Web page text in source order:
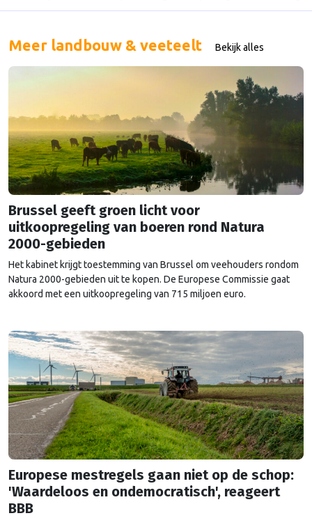
Want met die splitsing zou de EU de mening van nationale
Meer landbouw & veeteelt Bekijk alles
Brussel geeft groen licht voor
uitkoopregeling van boeren rond Natura
2000-gebieden
Het kabinet krijgt toestemming van Brussel om veehouders rondom
Natura 2000-gebieden uit te kopen. De Europese Commissie gaat
akkoord met een uitkoopregeling van 715 miljoen euro.
Europese mestregels gaan niet op de schop:
'Waardeloos en ondemocratisch', reageert
BBB